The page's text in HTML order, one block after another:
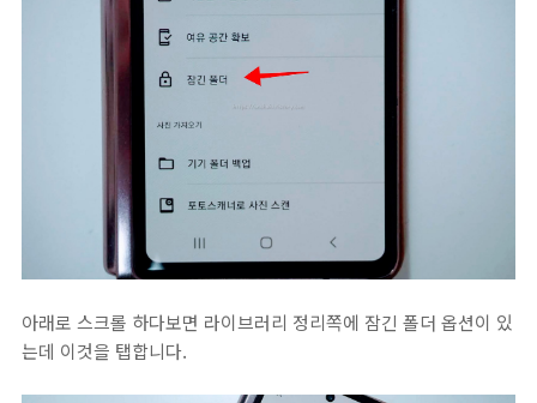
아래로 스크롤 하다보면 라이브러리 정리쪽에 잠긴 폴더 옵션이 있
는데 이것을 탭합니다.